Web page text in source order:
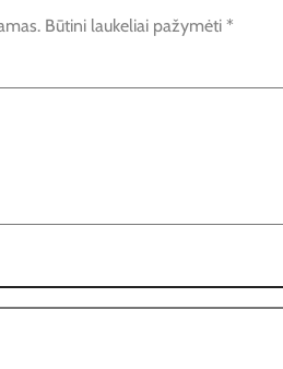
Būtini laukeliai pažymėti *